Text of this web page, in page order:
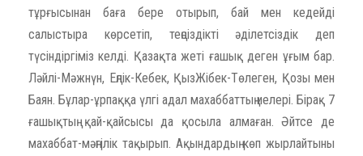
тұрғысынан баға бере отырып, бай мен кедейді
салыстыра көрсетіп, теңсіздікті әділетсіздік деп
түсіндіргіміз келді. Қазақта жеті ғашық деген ұғым бар.
Ләйлі-Мәжнүн, Еңлік-Кебек, ҚызЖібек-Төлеген, Қозы мен
Баян. Бұлар-ұрпаққа үлгі адал махаббаттың иелері. Бірақ 7
ғашықтың қай-қайсысы да қосыла алмаған. Әйтсе де
махаббат-мәңгілік тақырып. Ақындардың көп жырлайтыны